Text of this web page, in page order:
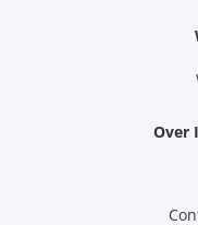
Over